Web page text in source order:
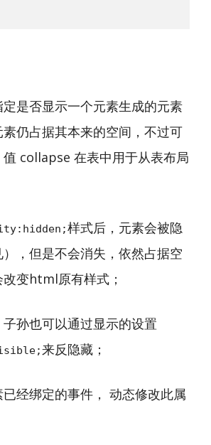
是否显示一个元素生成的元素
仍占据其本来的空间，不过可
值 collapse 在表中用于从表布局
样式后，元素会被隐
，但是不会消失，依然占据空
变html原有样式；
孙也可以通过显示的设置
来反隐藏；
经绑定的事件， 动态修改此属